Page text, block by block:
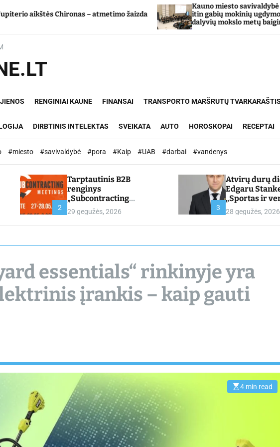
– atmetimo žaizda
Kauno miesto savivaldybė Tarpdisciplininio
itin gabių mokinių ugdymo programos
dalyvių mokslo metų baigimo šventė
RENGINIAI KAUNE FINANSAI TRANSPORTO MARŠRUTŲ
DIRBTINIS INTELEKTAS SVEIKATA AUTO HOROSKOPAI RECEPTAI
#miesto #savivaldybė #pora #Kaip #UAB #darbai #vandenys
2
Tarptautinis B2B
renginys
„Subcontracting
Meetings 2026“ –
chamber.lt
29 gegužės, 2026 3
Atvirų durų
Edgaru
„Sportas ir
partnerystės,
kuria vertę“ –
chamber.lt
28 gegužės, 2026
essentials“ rinkinyje yra
įrankis – kaip gauti
E
d
4 min read